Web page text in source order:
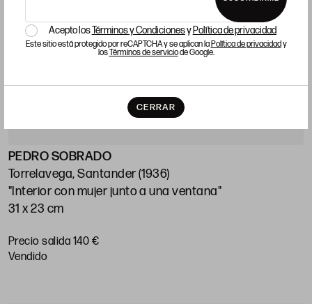
Acepto losTérminos y Condicionesy Política de privacidad
Este sitio está protegido por reCAPTCHA y se aplican laPolítica de privacidady
losTérminos de serviciode Google.
CERRAR
PEDRO SOBRADO
Torrelavega, Santander (1936)
"Interior con mujer junto a una ventana"
31 x 23 cm
Precio salida 140 €
vendido